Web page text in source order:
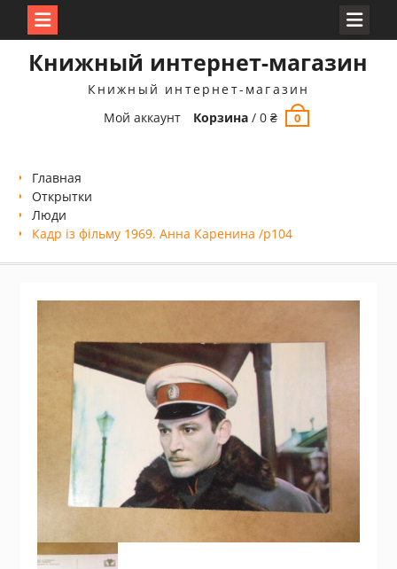
Книжный интернет-магазин
Книжный интернет-магазин
Мой аккаунт
Корзина /0₴ 0
Главная
Открытки
Люди
Кадр із фільму 1969. Анна Каренина /p104